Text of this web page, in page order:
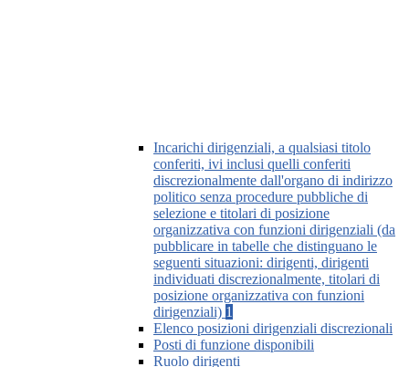
Incarichi dirigenziali, a qualsiasi titolo
conferiti, ivi inclusi quelli conferiti
discrezionalmente dall'organo di indirizzo
politico senza procedure pubbliche di
selezione e titolari di posizione
organizzativa con funzioni dirigenziali (da
pubblicare in tabelle che distinguano le
seguenti situazioni: dirigenti, dirigenti
individuati discrezionalmente, titolari di
posizione organizzativa con funzioni
dirigenziali) 1
Elenco posizioni dirigenziali discrezionali
Posti di funzione disponibili
Ruolo dirigenti